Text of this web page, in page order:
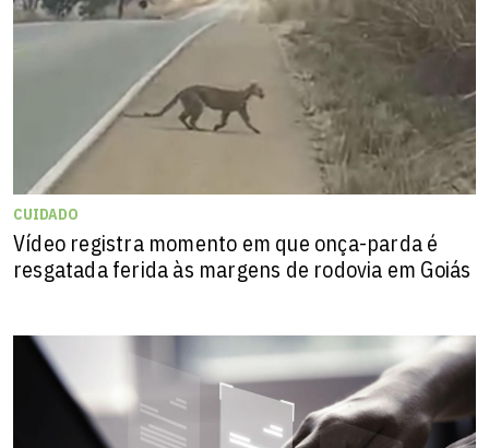
CUIDADO
Vídeo registra momento em que onça-parda é
resgatada ferida às margens de rodovia em Goiás